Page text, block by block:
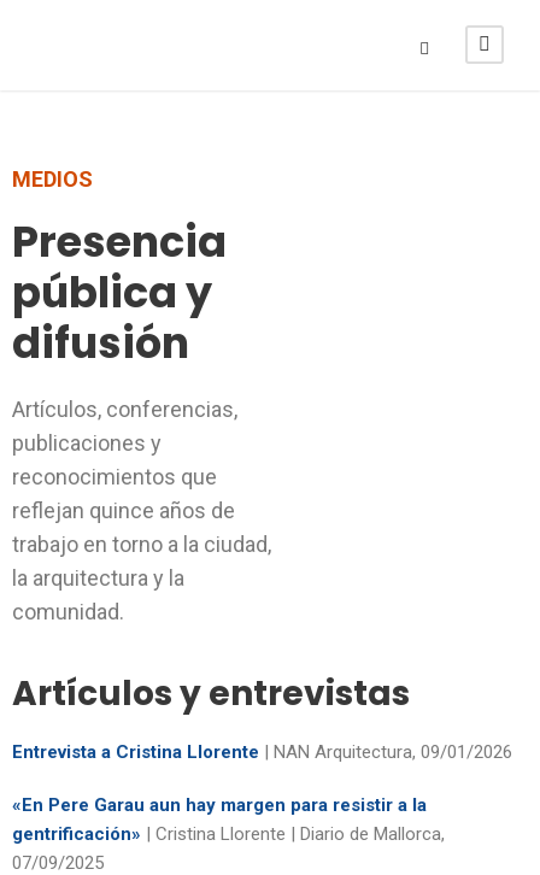
MEDIOS
Presencia
pública y
difusión
Artículos, conferencias,
publicaciones y
reconocimientos que
reflejan quince años de
trabajo en torno a la ciudad,
la arquitectura y la
comunidad.
Artículos y entrevistas
Entrevista a Cristina Llorente | NAN Arquitectura, 09/01/2026
«En Pere Garau aun hay margen para resistir a la
gentrificación» | Cristina Llorente | Diario de Mallorca,
07/09/2025